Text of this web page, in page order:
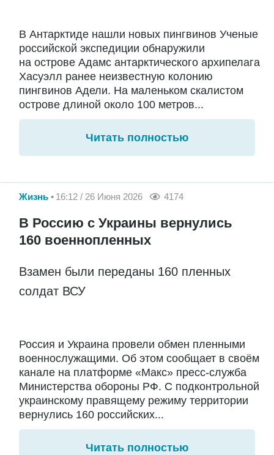
В Антарктиде нашли новых пингвинов Ученые
российской экспедиции обнаружили
на острове Адамс антарктического архипелага
Хасуэлл ранее неизвестную колонию
пингвинов Адели. На маленьком скалистом
острове длиной около 100 метров...
Читать полностью
Жизнь 16:12 / 26 Июня 2026 4174
В Россию с Украины вернулись
160 военнопленных
Взамен были переданы 160 пленных
солдат ВСУ
Россия и Украина провели обмен пленными
военнослужащими. Об этом сообщает в своём
канале на платформе «Макс» пресс-служба
Министерства обороны РФ. С подконтрольной
украинскому правящему режиму территории
вернулись 160 российских...
Читать полностью